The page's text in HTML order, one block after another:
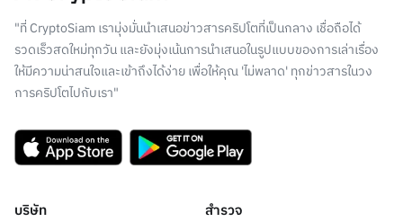
"ที่ CryptoSiam เรามุ่งมั่นนำเสนอข่าวสารคริปโตที่เป็นกลาง เชื่อถือได้
รวดเร็วสดใหม่ทุกวัน และยังมุ่งเน้นการนำเสนอในรูปแบบของการเล่าเรื่อง
ให้มีความน่าสนใจและเข้าถึงได้ง่าย เพื่อให้คุณ 'ไม่พลาด' ทุกข่าวสารในวง
การคริปโตไปกับเรา"
บริษัท สำรวจ